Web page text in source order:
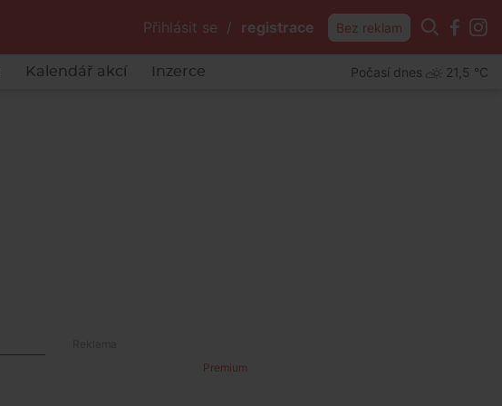
Přihlásit se / registrace Bez reklam
Kalendář akcí Inzerce Počasí dnes 21,5 °C
Premium